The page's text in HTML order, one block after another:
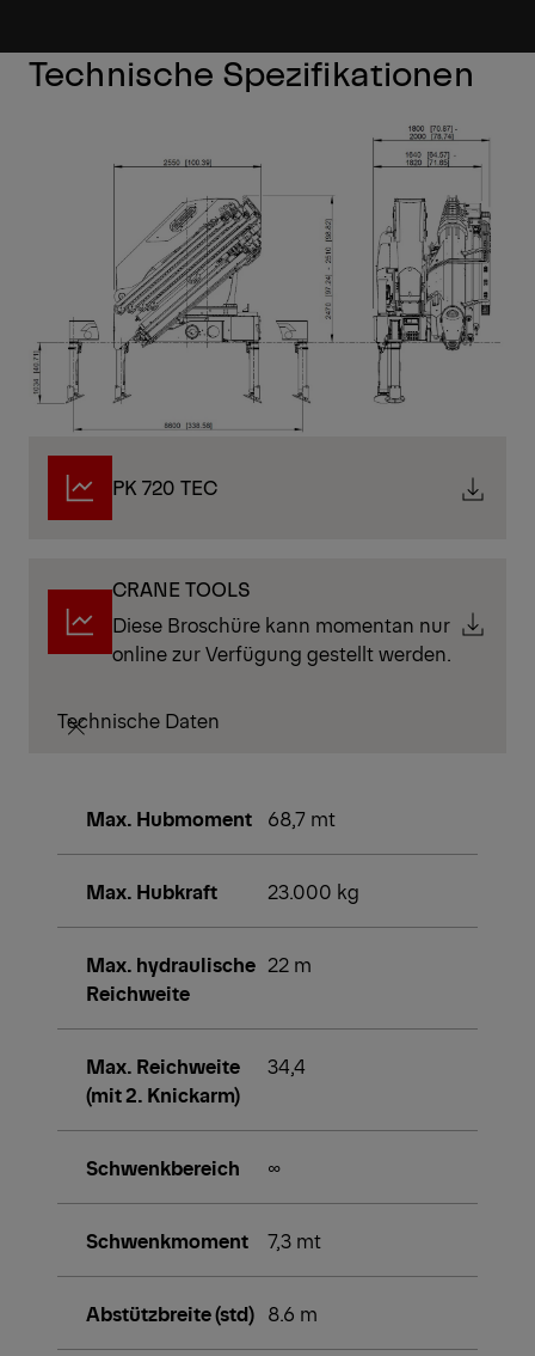
Technische Spezifikationen
PK 720 TEC
CRANE TOOLS
Diese Broschüre kann momentan nur
online zur Verfügung gestellt werden.
Technische Daten
Max. Hubmoment 68,7 mt
Max. Hubkraft 23.000 kg
Max. hydraulische
Reichweite
22 m
Max. Reichweite
(mit 2. Knickarm)
34,4
Schwenkbereich ∞
Schwenkmoment 7,3 mt
Abstützbreite (std) 8.6 m